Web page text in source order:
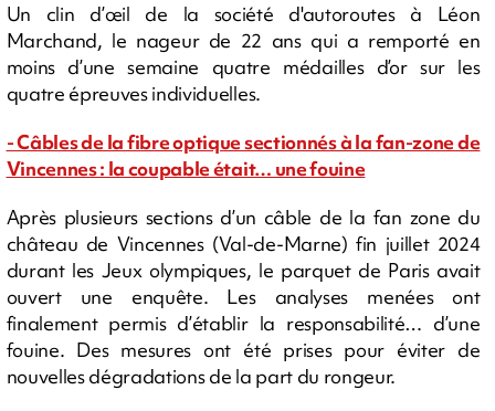
Un clin d’œil de la société d'autoroutes à Léon
Marchand, le nageur de 22 ans qui a remporté en
moins d’une semaine quatre médailles d’or sur les
quatre épreuves individuelles.
- Câbles de la fibre optique sectionnés à la fan-zone de
Vincennes : la coupable était… une fouine
Après plusieurs sections d’un câble de la fan zone du
château de Vincennes (Val-de-Marne) fin juillet 2024
durant les Jeux olympiques, le parquet de Paris avait
ouvert une enquête. Les analyses menées ont
finalement permis d’établir la responsabilité… d’une
fouine. Des mesures ont été prises pour éviter de
nouvelles dégradations de la part du rongeur.